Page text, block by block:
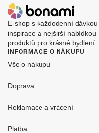
E-shop s každodenní
inspirace a nejširší nabídkou
produktů pro krásné bydlení.
INFORMACE O NÁKUPU
Vše o nákupu
Doprava
Reklamace a vrácení
Platba